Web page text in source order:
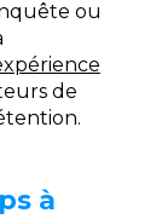
ou
de
à